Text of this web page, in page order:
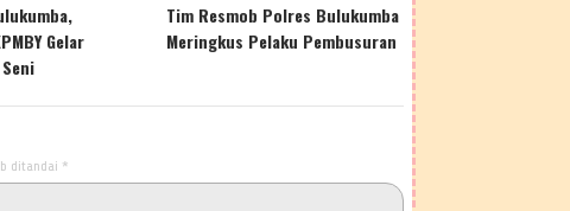
Gelar
Tim Resmob Polres Bulukumba
Meringkus Pelaku Pembusuran
ditandai *